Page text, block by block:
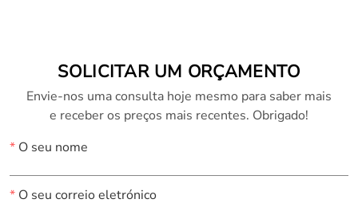
SOLICITAR UM ORÇAMENTO
Envie-nos uma consulta hoje mesmo para saber mais
e receber os preços mais recentes. Obrigado!
*O seu nome
*O seu correio eletrónico